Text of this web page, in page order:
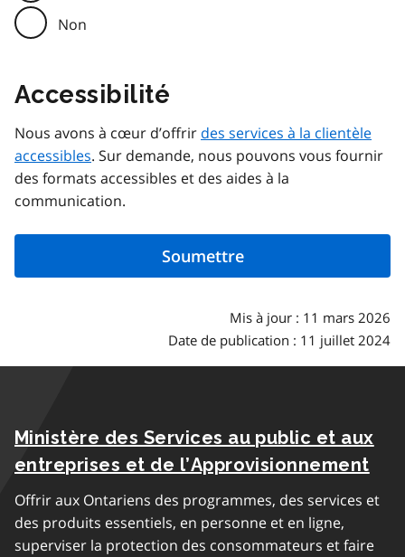
Non
Accessibilité
Nous avons à cœur d’offrir des services à la clientèle
accessibles. Sur demande, nous pouvons vous fournir
des formats accessibles et des aides à la
communication.
Mis à jour : 11 mars 2026
Date de publication : 11 juillet 2024
Ministère des Services au public et aux
entreprises et de l’Approvisionnement
Offrir aux Ontariens des programmes, des services et
des produits essentiels, en personne et en ligne,
superviser la protection des consommateurs et faire